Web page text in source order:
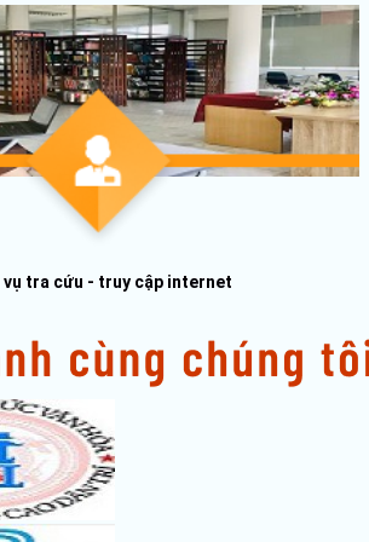
vụ tra cứu - truy cập internet